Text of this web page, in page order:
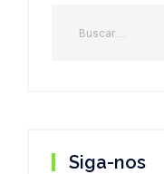
Siga-nos